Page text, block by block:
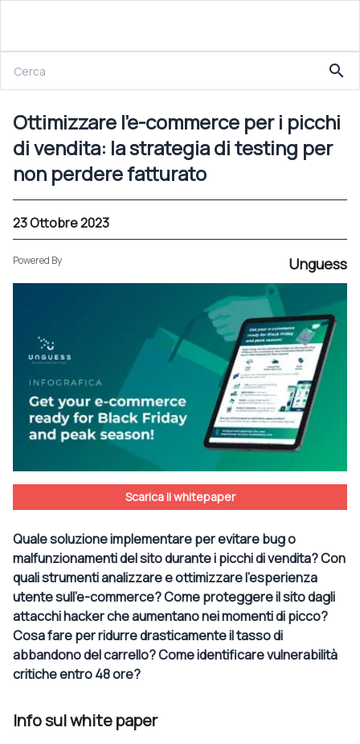
Ottimizzare l’e-commerce per i picchi di vendita: la strategia di testing per non perdere fatturato
search
Ottimizzare l’e-commerce per i picchi
di vendita: la strategia di testing per
non perdere fatturato
23 Ottobre 2023
Powered By Unguess
Scarica il whitepaper
Quale soluzione implementare per evitare bug o
malfunzionamenti del sito durante i picchi di vendita? Con
quali strumenti analizzare e ottimizzare l'esperienza
utente sull’e-commerce? Come proteggere il sito dagli
attacchi hacker che aumentano nei momenti di picco?
Cosa fare per ridurre drasticamente il tasso di
abbandono del carrello? Come identificare vulnerabilità
critiche entro 48 ore?
Info sul white paper